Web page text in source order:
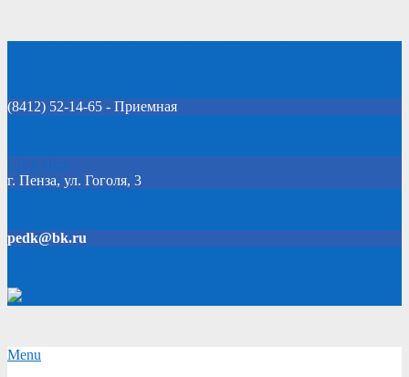
(8412) 52-14-65 - Приемная
Click Here
г. Пенза, ул. Гоголя, 3
pedk@bk.ru
Secondary
Menu